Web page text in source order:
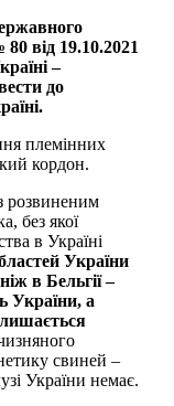
від 19.10.2021
–
до
племінних
кордон.
розвиненим
без якої
в Україні
України
в Бельгії –
України, а
свиней –
України немає.